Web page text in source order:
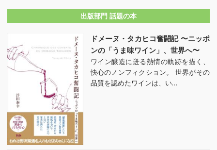
出版部門 話題の本
ドメーヌ・タカヒコ奮闘記 〜ニッポ
ンの「うま味ワイン」、世界へ〜
ワイン醸造に迸る熱情の軌跡を描く、
快心のノンフィクション。 世界がその
品質を認めたワインは、い…